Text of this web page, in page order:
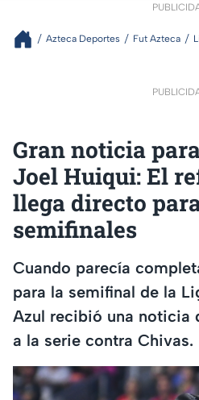
Azteca Deportes Fut Azteca
Gran noticia
Joel Huiqui: El
llega directo
semifinales
Cuando parecía
para la semifinal de la
Azul recibió una noticia
a la serie contra Chivas.